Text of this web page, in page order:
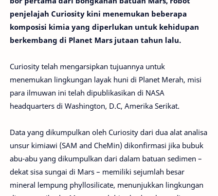
penjelajah Curiosity kini menemukan beberapa
komposisi kimia yang diperlukan untuk kehidupan
berkembang di Planet Mars jutaan tahun lalu.
Curiosity telah mengarsipkan tujuannya untuk
menemukan lingkungan layak huni di Planet Merah, misi
para ilmuwan ini telah dipublikasikan di NASA
headquarters di Washington, D.C, Amerika Serikat.
Data yang dikumpulkan oleh Curiosity dari dua alat analisa
unsur kimiawi (SAM and CheMin) dikonfirmasi jika bubuk
abu-abu yang dikumpulkan dari dalam batuan sedimen –
dekat sisa sungai di Mars – memiliki sejumlah besar
mineral lempung phyllosilicate, menunjukkan lingkungan